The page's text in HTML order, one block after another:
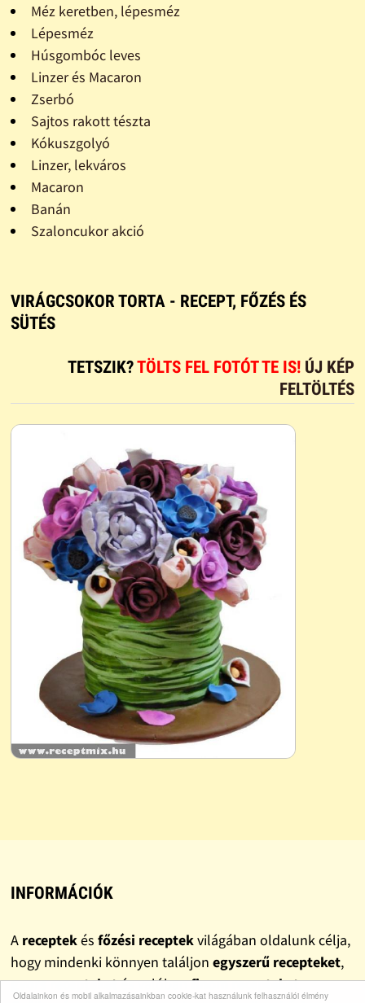
Oldalainkon és mobil alkalmazásainkban cookie-kat használunk felhasználói élmény
Méz keretben, lépesméz
Lépesméz
Húsgombóc leves
Linzer és Macaron
Zserbó
Sajtos rakott tészta
Kókuszgolyó
Linzer, lekváros
Macaron
Banán
Szaloncukor akció
VIRÁGCSOKOR TORTA - RECEPT, FŐZÉS ÉS
SÜTÉS
TETSZIK?TÖLTS FEL FOTÓT TE IS! ÚJ KÉP
FELTÖLTÉS
INFORMÁCIÓK
A receptekés főzési receptekvilágában oldalunk célja,
hogy mindenki könnyen találjon egyszerű recepteket,
gyors recepteketés valóbanfinom recepteket.